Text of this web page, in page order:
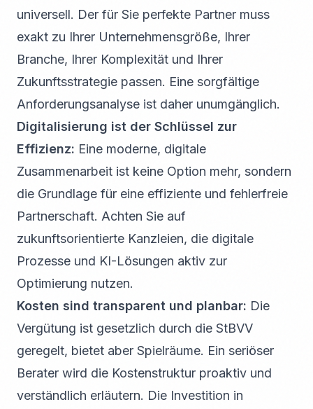
universell. Der für Sie perfekte Partner muss
exakt zu Ihrer Unternehmensgröße, Ihrer
Branche, Ihrer Komplexität und Ihrer
Zukunftsstrategie passen. Eine sorgfältige
Anforderungsanalyse ist daher unumgänglich.
Digitalisierung ist der Schlüssel zur
Effizienz: Eine moderne, digitale
Zusammenarbeit ist keine Option mehr, sondern
die Grundlage für eine effiziente und fehlerfreie
Partnerschaft. Achten Sie auf
zukunftsorientierte Kanzleien, die digitale
Prozesse und KI-Lösungen aktiv zur
Optimierung nutzen.
Kosten sind transparent und planbar: Die
Vergütung ist gesetzlich durch die StBVV
geregelt, bietet aber Spielräume. Ein seriöser
Berater wird die Kostenstruktur proaktiv und
verständlich erläutern. Die Investition in